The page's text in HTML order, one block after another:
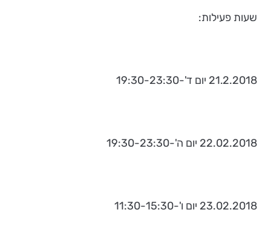
שעות פעילות:
21.2.2018 יום ד'-19:30-23:30
22.02.2018 יום ה'-19:30-23:30
23.02.2018 יום ו'-11:30-15:30